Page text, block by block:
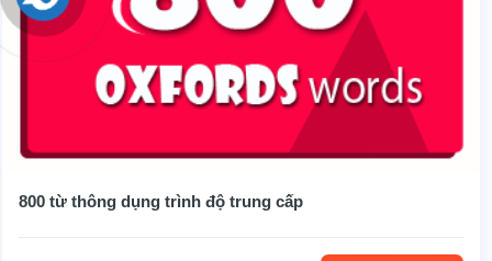
800 từ thông dụng trình độ trung cấp